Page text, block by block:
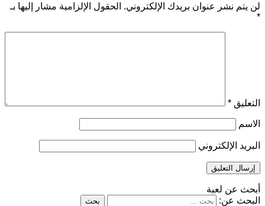
لن يتم نشر عنوان بريدك الإلكتروني. الحقول الإلزامية مشار إليها بـ
*
التعليق *
الاسم
البريد الإلكتروني
أبحث عن لعبة
البحث عن: